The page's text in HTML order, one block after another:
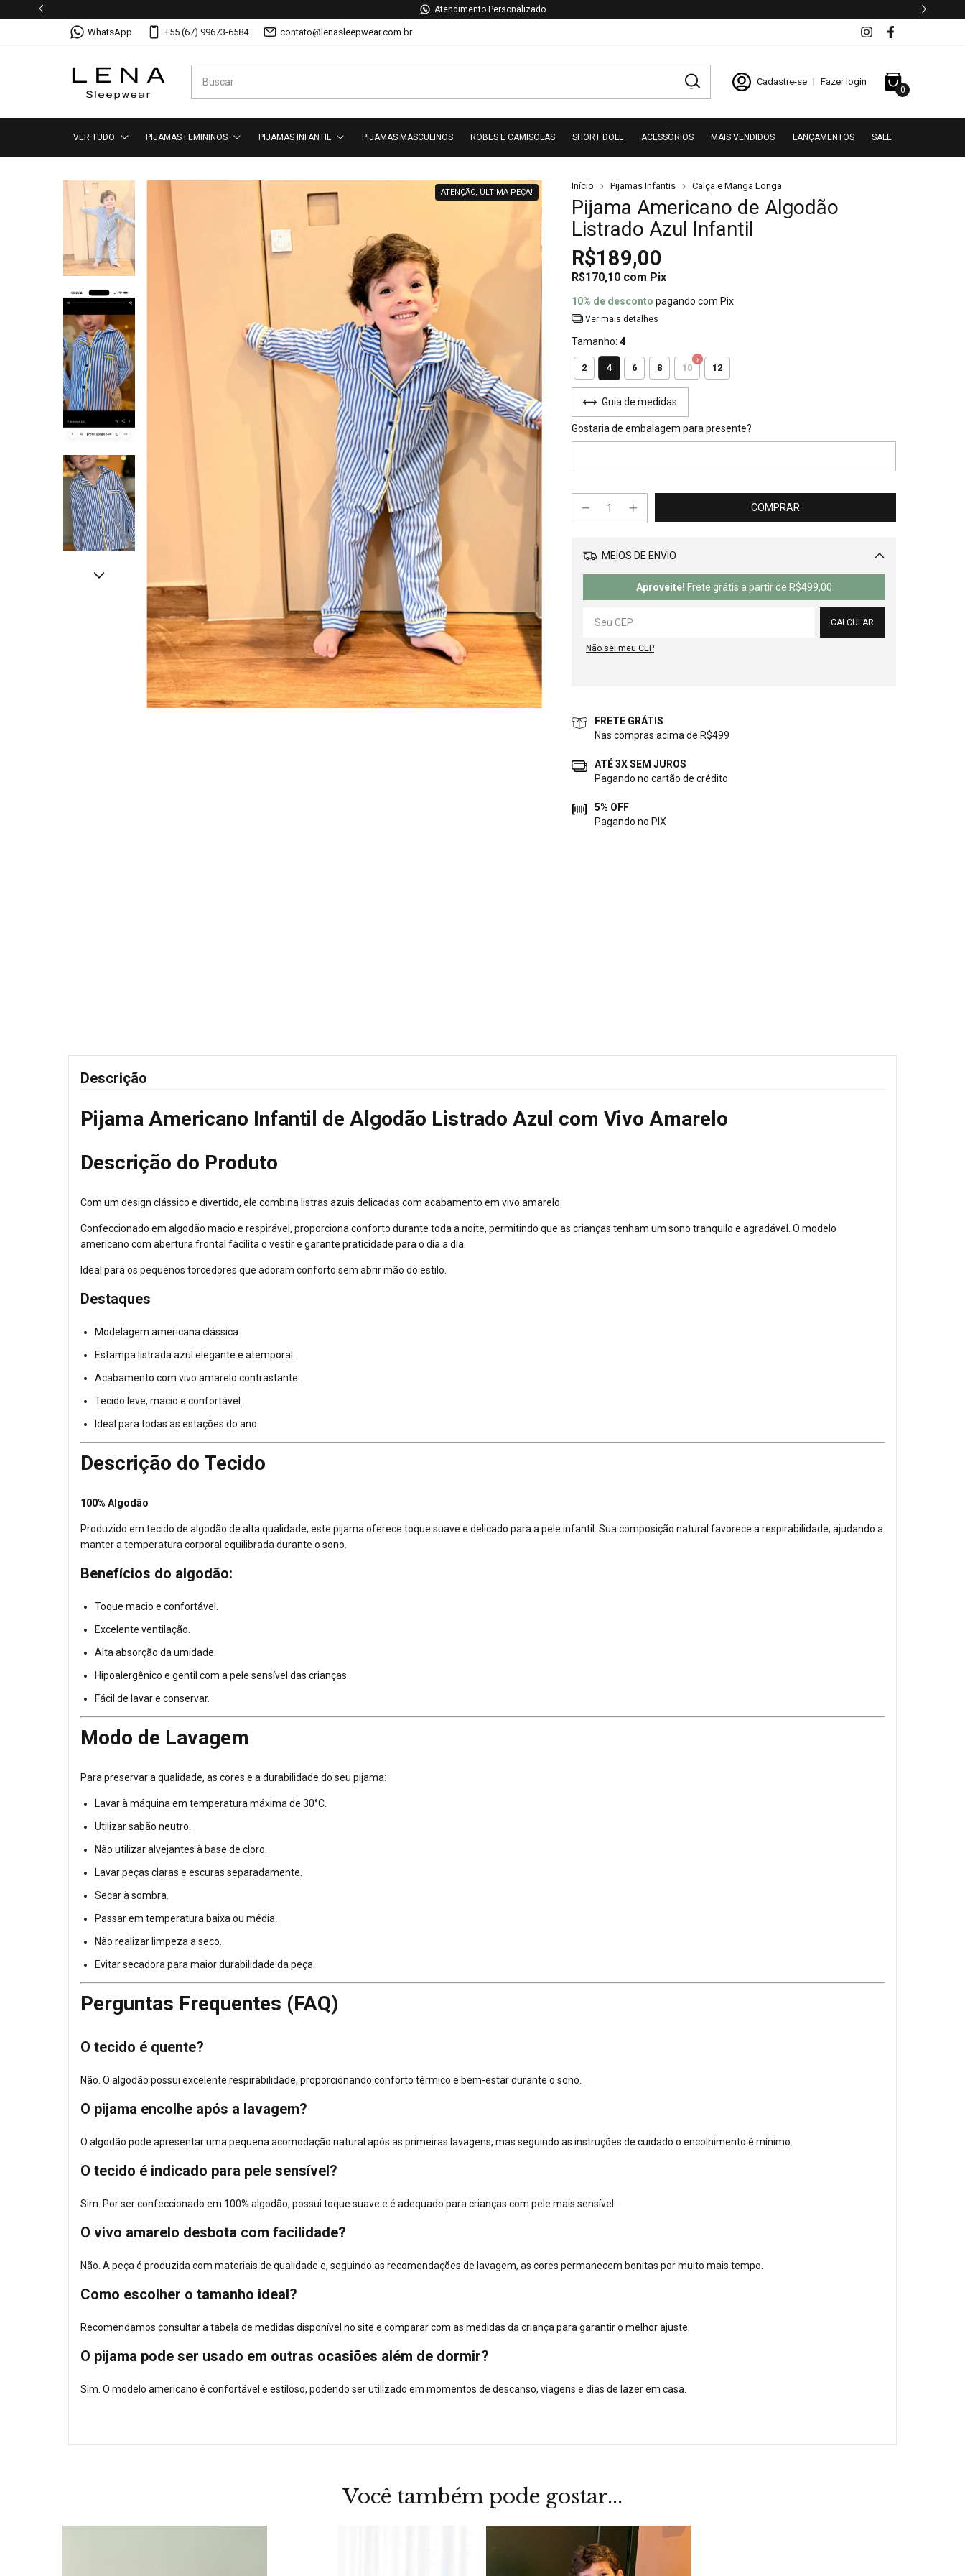
Troca Grátis
WhatsApp +55 (67) 99673-6584 contato@lenasleepwear.com.br
Cadastre-se | Fazer login
0
VER TUDO PIJAMAS FEMININOS PIJAMAS INFANTIL PIJAMAS MASCULINOS ROBES E CAMISOLAS SHORT DOLL ACESSÓRIOS MAIS VENDIDOS LANÇAMENTOS SALE
ATENÇÃO, ÚLTIMA PEÇA!
Início Pijamas Infantis Calça e Manga Longa
Pijama Americano de Algodão
Listrado Azul Infantil
R$189,00
R$170,10 com Pix
10% de desconto pagando com Pix
Ver mais detalhes
Tamanho: 4
2 4 6 8 10 12
Guia de medidas
Gostaria de embalagem para presente?
MEIOS DE ENVIO
Aproveite! Frete grátis a partir de R$499,00
CALCULAR
Não sei meu CEP
FRETE GRÁTIS
Nas compras acima de R$499
ATÉ 3X SEM JUROS
Pagando no cartão de crédito
5% OFF
Pagando no PIX
Descrição
Pijama Americano Infantil de Algodão Listrado Azul com Vivo Amarelo
Descrição do Produto
Com um design clássico e divertido, ele combina listras azuis delicadas com acabamento em vivo amarelo.
Confeccionado em algodão macio e respirável, proporciona conforto durante toda a noite, permitindo que as crianças tenham um sono tranquilo e agradável. O modelo
americano com abertura frontal facilita o vestir e garante praticidade para o dia a dia.
Ideal para os pequenos torcedores que adoram conforto sem abrir mão do estilo.
Destaques
Modelagem americana clássica.
Estampa listrada azul elegante e atemporal.
Acabamento com vivo amarelo contrastante.
Tecido leve, macio e confortável.
Ideal para todas as estações do ano.
Descrição do Tecido
100% Algodão
Produzido em tecido de algodão de alta qualidade, este pijama oferece toque suave e delicado para a pele infantil. Sua composição natural favorece a respirabilidade, ajudando a
manter a temperatura corporal equilibrada durante o sono.
Benefícios do algodão:
Toque macio e confortável.
Excelente ventilação.
Alta absorção da umidade.
Hipoalergênico e gentil com a pele sensível das crianças.
Fácil de lavar e conservar.
Modo de Lavagem
Para preservar a qualidade, as cores e a durabilidade do seu pijama:
Lavar à máquina em temperatura máxima de 30°C.
Utilizar sabão neutro.
Não utilizar alvejantes à base de cloro.
Lavar peças claras e escuras separadamente.
Secar à sombra.
Passar em temperatura baixa ou média.
Não realizar limpeza a seco.
Evitar secadora para maior durabilidade da peça.
Perguntas Frequentes (FAQ)
O tecido é quente?
Não. O algodão possui excelente respirabilidade, proporcionando conforto térmico e bem-estar durante o sono.
O pijama encolhe após a lavagem?
O algodão pode apresentar uma pequena acomodação natural após as primeiras lavagens, mas seguindo as instruções de cuidado o encolhimento é mínimo.
O tecido é indicado para pele sensível?
Sim. Por ser confeccionado em 100% algodão, possui toque suave e é adequado para crianças com pele mais sensível.
O vivo amarelo desbota com facilidade?
Não. A peça é produzida com materiais de qualidade e, seguindo as recomendações de lavagem, as cores permanecem bonitas por muito mais tempo.
Como escolher o tamanho ideal?
Recomendamos consultar a tabela de medidas disponível no site e comparar com as medidas da criança para garantir o melhor ajuste.
O pijama pode ser usado em outras ocasiões além de dormir?
Sim. O modelo americano é confortável e estiloso, podendo ser utilizado em momentos de descanso, viagens e dias de lazer em casa.
Você também pode gostar...